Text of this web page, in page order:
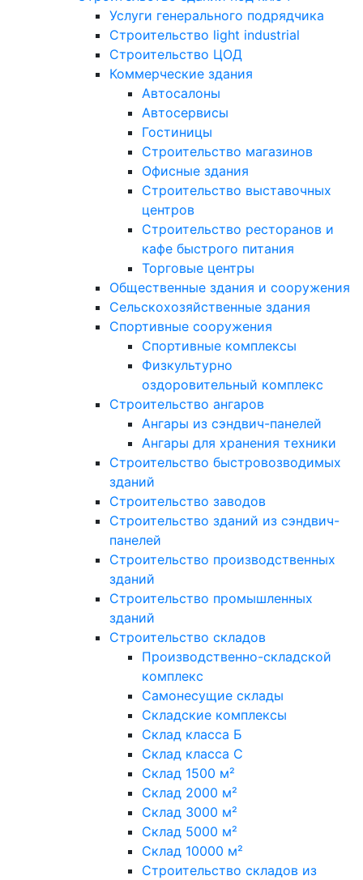
Услуги генерального подрядчика
Строительство light industrial
Строительство ЦОД
Коммерческие здания
Автосалоны
Автосервисы
Гостиницы
Строительство магазинов
Офисные здания
Строительство выставочных
центров
Строительство ресторанов и
кафе быстрого питания
Торговые центры
Общественные здания и сооружения
Сельскохозяйственные здания
Спортивные сооружения
Спортивные комплексы
Физкультурно
оздоровительный комплекс
Строительство ангаров
Ангары из сэндвич-панелей
Ангары для хранения техники
Строительство быстровозводимых
зданий
Строительство заводов
Строительство зданий из сэндвич-
панелей
Строительство производственных
зданий
Строительство промышленных
зданий
Строительство складов
Производственно-складской
комплекс
Самонесущие склады
Складские комплексы
Склад класса Б
Склад класса С
Склад 1500 м²
Склад 2000 м²
Склад 3000 м²
Склад 5000 м²
Склад 10000 м²
Строительство складов из